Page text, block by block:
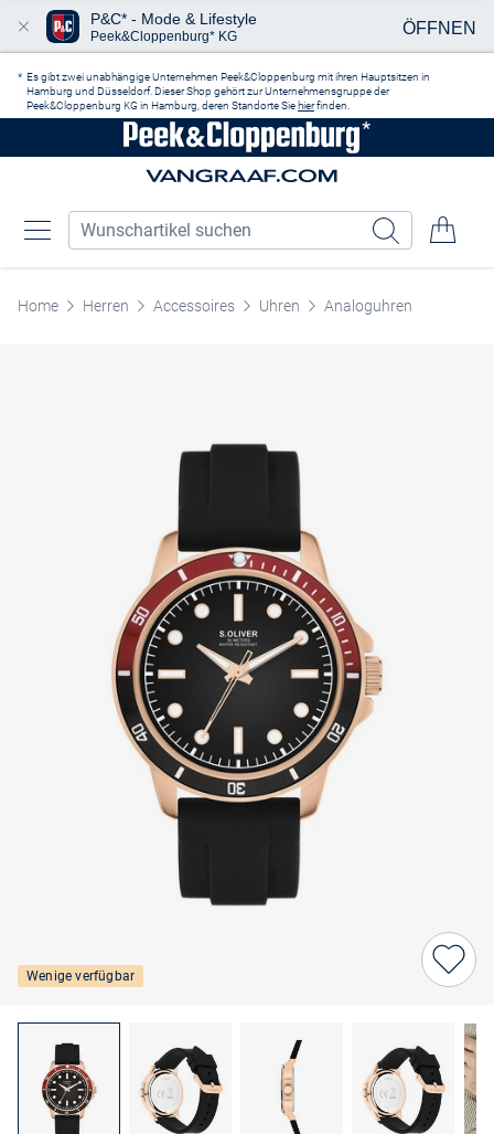
Es gibt zwei unabhängige Unternehmen Peek&Cloppenburg mit ihren Hauptsitzen in
Hamburg und Düsseldorf. Dieser Shop gehört zur Unternehmensgruppe der
Peek&Cloppenburg KG in Hamburg, deren Standorte Sie hierfinden.
Home Herren Accessoires Uhren Analoguhren
Wenige verfügbar
P&C* - Mode & Lifestyle
Peek&Cloppenburg* KG ÖFFNEN